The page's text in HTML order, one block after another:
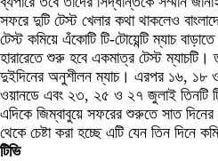
সফরে দুটি টেস্ট খেলার কথা থাকলেও
টেস্ট কমিয়ে এঁকোটি টি-টোয়েন্টি ম্যাচ
হারারেতে শুরু হবে একমাত্র টেস্ট
দুইদিনের অনুশীলন ম্যাচ। এরপর ১৬, ১৮
ওয়ানডে এবং ২৩, ২৫ ও ২৭ জুলাই তিনটি টি-
এদিকে জিম্বাবুয়ে সফরের শুরুতে সাত দিনের
থেকে চেষ্টা করা হচ্ছে এটি যেন তিন দিনে
টিভি